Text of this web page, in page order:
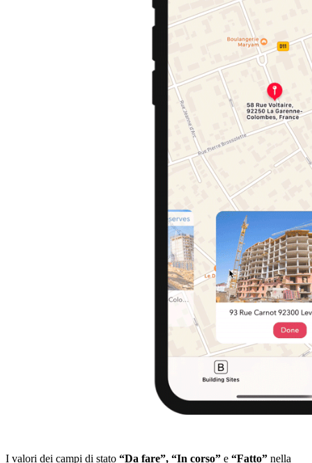
I valori dei campi di stato “Da fare”, “In corso” e “Fatto” nella